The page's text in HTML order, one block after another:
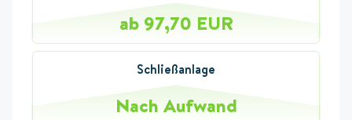
ab 97,70 EUR
Schließanlage
Nach Aufwand